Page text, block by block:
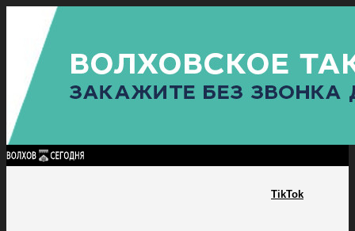
TikTok
Найти:
ГЛАВНАЯ ПОЛИТИКАПРОИСШЕСТВИЯ ПРОКУРАТУРАСПОРТ
ПОЛИТИКА
КУЛЬТУРА
ПОСЕЛЕНИЯ